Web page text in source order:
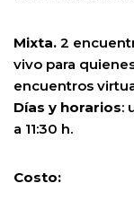
Mixta. 2
vivo para
encuentros
Días y horarios:
a 11:30 h.
Costo: